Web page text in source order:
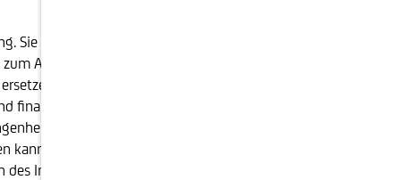
Sie enthält weder ein Angebot zum Abschluss
Abschluss eines Vertrages über eine
Ausschließlich bei Anlageberatungen kann
finanzielle Situation) berücksichtigen sowie eine
Die frühere Wertentwicklung ist kein
es bis zum Totalverlust des eingesetzten
Investments von einem Steuerberater beraten